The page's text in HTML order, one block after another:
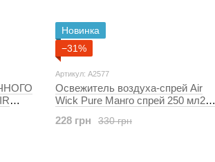
Новинка
−31%
Артикул: A2577
Освежитель воздуха-спрей Air
Wick Pure Манго спрей 250 мл250
330 грн
228 грн